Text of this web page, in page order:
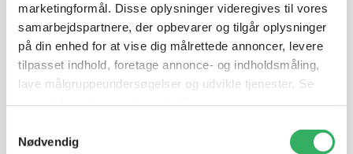
marketingformål. Disse oplysninger videregives til vores
samarbejdspartnere, der opbevarer og tilgår oplysninger
på din enhed for at vise dig målrettede annoncer, levere
tilpasset indhold, foretage annonce- og indholdsmåling,
lave målgruppeundersøgelser og udvikle tjenester. Se
tilbage eller ændre indstillinger fra vores
Nødvendig
Vi tilbyder et bredt sortiment af produkter til
autolakering. Lige meget om du skal bruge en enkelt farve,
en sprøjtepistol eller om du har behov for en
blandeanlægsløsning, kan vi hjælpe dig.
07:00-15:30